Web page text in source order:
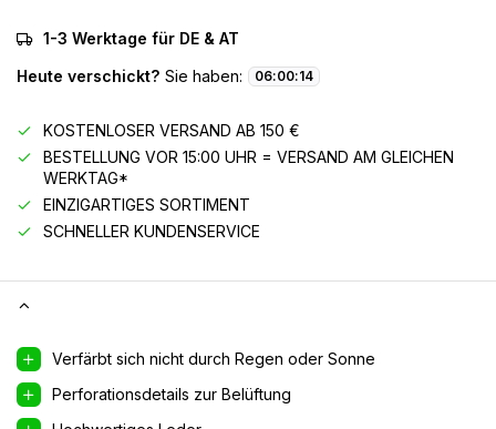
1-3 Werktage für DE & AT
Heute verschickt? Sie haben: 06:00:14
KOSTENLOSER VERSAND AB 150 €
BESTELLUNG VOR 15:00 UHR = VERSAND AM GLEICHEN
WERKTAG*
EINZIGARTIGES SORTIMENT
SCHNELLER KUNDENSERVICE
Verfärbt sich nicht durch Regen oder Sonne
Perforationsdetails zur Belüftung